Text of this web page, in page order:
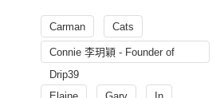
Carman Cats
Connie 李玥穎 - Founder of
Drip39